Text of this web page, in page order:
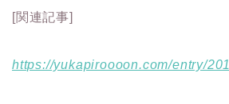
[関連記事]
https://yukapiroooon.com/entry/